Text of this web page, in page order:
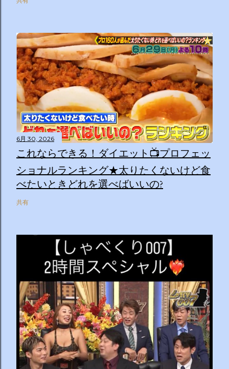
6月 30, 2026
これならできる！ダイエット📺プロフェッ
ショナルランキング★太りたくないけど食
べたいときどれを選べばいいの?
共有